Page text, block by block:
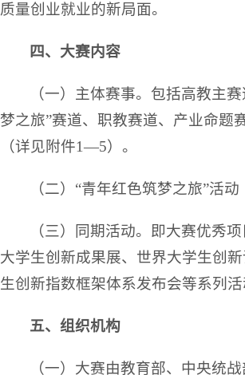
质量创业就业的新局面。
四、大赛内容
（一）主体赛事。包括高教主
梦之旅”赛道、职教赛道、产业命题
（详见附件1—5）。
（二）“青年红色筑梦之旅”活动
（三）同期活动。即大赛优秀项
大学生创新成果展、世界大学生创
生创新指数框架体系发布会等系列活
五、组织机构
（一）大赛由教育部、中央统